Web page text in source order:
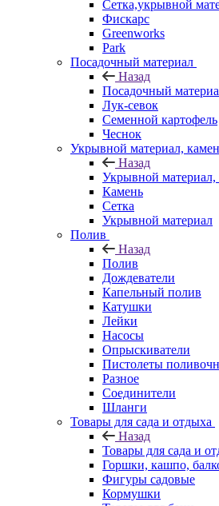
Сетка,укрывной
Фискарс
Greenworks
Park
Посадочный материал
Назад
Посадочный
Лук-севок
Семенной картофель
Чеснок
Укрывной материал,
Назад
Укрывной материал,
Камень
Сетка
Укрывной материал
Полив
Назад
Полив
Дождеватели
Капельный полив
Катушки
Лейки
Насосы
Опрыскиватели
Пистолеты
Разное
Соединители
Шланги
Товары для сада и отдыха
Назад
Товары для сада и
Горшки, кашпо,
Фигуры садовые
Кормушки